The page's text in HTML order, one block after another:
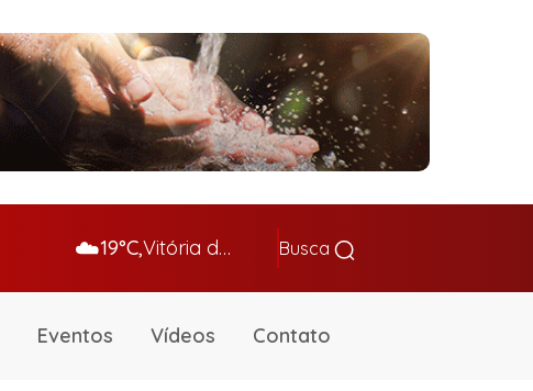
☁️19°C, Vitória da Conq… Busca
Eventos Vídeos Contato